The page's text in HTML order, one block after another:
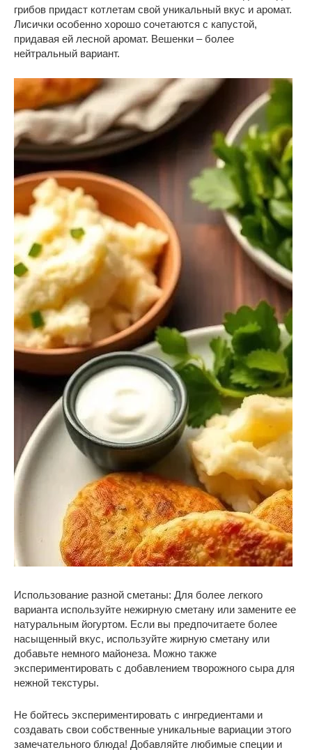
грибов придаст котлетам свой уникальный вкус и аромат.
Лисички особенно хорошо сочетаются с капустой,
придавая ей лесной аромат. Вешенки – более
нейтральный вариант.
Использование разной сметаны: Для более легкого
варианта используйте нежирную сметану или замените ее
натуральным йогуртом. Если вы предпочитаете более
насыщенный вкус, используйте жирную сметану или
добавьте немного майонеза. Можно также
экспериментировать с добавлением творожного сыра для
нежной текстуры.
Не бойтесь экспериментировать с ингредиентами и
создавать свои собственные уникальные вариации этого
замечательного блюда! Добавляйте любимые специи и